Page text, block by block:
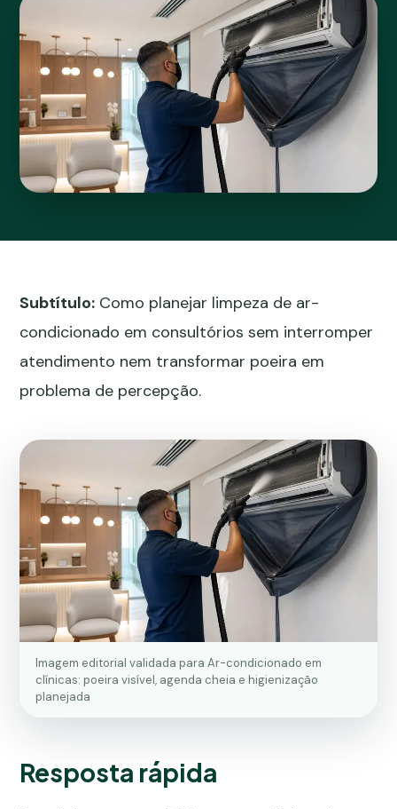
Subtítulo: Como planejar limpeza de ar-
condicionado em consultórios sem interromper
atendimento nem transformar poeira em
problema de percepção.
Imagem editorial validada para Ar-condicionado em
clínicas: poeira visível, agenda cheia e higienização
planejada
Resposta rápida